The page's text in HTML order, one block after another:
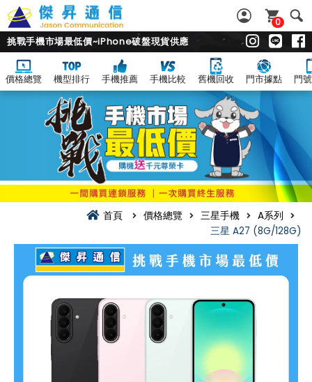
0
挑戰手機市場最低價~iPhone破盤現貨供應
價格總覽 機型排行 手機推薦 手機比較 舊機回收 門市據點 門
首頁 價格總覽 三星手機
A系列
三星 A27 (8G/128G)